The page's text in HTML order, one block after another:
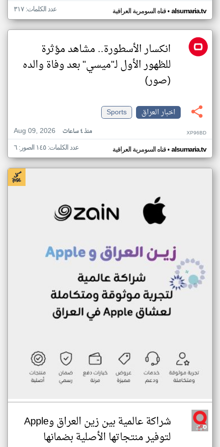
قناه السومرية العراقية• alsumaria.tv عدد الكلمات: ٣١٧
انكسار الأسطورة.. مشاهد مؤثرة
للظهور الأول لـ"ميسي" بعد وفاة والده
(صور)
اخبار العراق
Sports
Aug 09, 2026
منذ ٤ ساعات XP96BD
قناه السومرية العراقية• alsumaria.tv عدد الكلمات: ١٤٥ الصور: ٦
شراكة عالمية بين زين العراق وApple
لتوفير منتجاتها الأصلية بضمانها